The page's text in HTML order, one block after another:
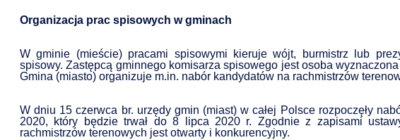
Organizacja prac spisowych w gminach
W gminie (mieście) pracami spisowymi kieruje wójt, burmistrz lub
spisowy. Zastępcą gminnego komisarza spisowego jest osoba
Gmina (miasto) organizuje m.in. nabór kandydatów na rachmistrzów
W dniu 15 czerwca br. urzędy gmin (miast) w całej Polsce rozpoczęły
2020, który będzie trwał do 8 lipca 2020 r. Zgodnie z zapisami
rachmistrzów terenowych jest otwarty i konkurencyjny.